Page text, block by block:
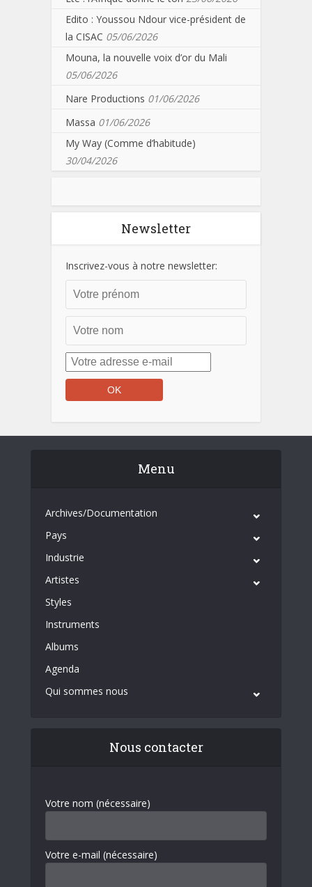
Edito : Youssou Ndour vice-président de
la CISAC 05/06/2026
Mouna, la nouvelle voix d’or du Mali
05/06/2026
Nare Productions 01/06/2026
Massa 01/06/2026
My Way (Comme d’habitude)
30/04/2026
Newsletter
Inscrivez-vous à notre newsletter:
Menu
Archives/Documentation
Pays
Industrie
Artistes
Styles
Instruments
Albums
Agenda
Qui sommes nous
Nous contacter
Votre nom (nécessaire)
Votre e-mail (nécessaire)